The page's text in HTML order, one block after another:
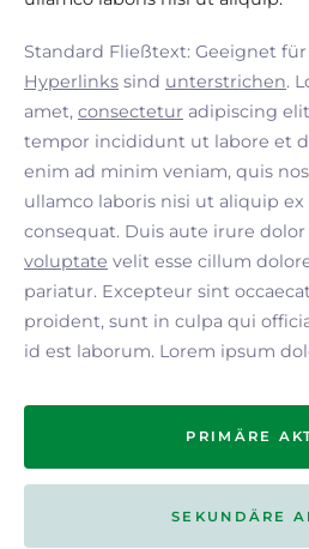
Standard Fließtext: Geeignet
Hyperlinks sind unterstrichen.
amet, consectetur adipiscing
tempor incididunt ut labore et
enim ad minim veniam, quis
ullamco laboris nisi ut aliquip
consequat. Duis aute irure
voluptate velit esse cillum
pariatur. Excepteur sint
proident, sunt in culpa qui
id est laborum. Lorem ipsum
PRIMÄRE
SEKUNDÄRE